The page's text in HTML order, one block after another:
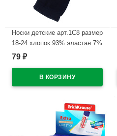
Носки детские арт.1С8 размер
18-24 хлопок 93% эластан 7%
цвет синий для мальчика
79 ₽